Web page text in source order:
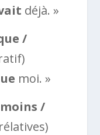
déjà. »
/
moi. »
/